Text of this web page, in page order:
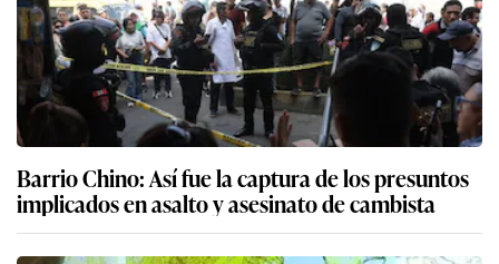
Barrio Chino: Así fue la captura de los presuntos
implicados en asalto y asesinato de cambista